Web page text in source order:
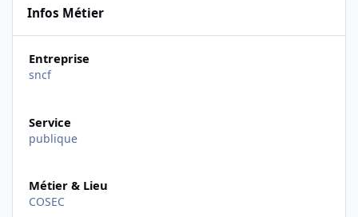
Infos Métier
Entreprise
sncf
Service
publique
Métier & Lieu
COSEC